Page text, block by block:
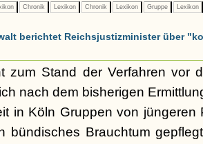
Chronik Lexikon Chronik Lexikon Gruppe Lexikon
berichtet Reichsjustizminister über
zum Stand der Verfahren vor
nach dem bisherigen
in Köln Gruppen von jüngeren
bündisches Brauchtum